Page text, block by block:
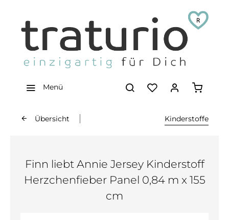
Menü
Übersicht Kinderstoffe
Finn liebt Annie Jersey Kinderstoff
Herzchenfieber Panel 0,84 m x 155
cm